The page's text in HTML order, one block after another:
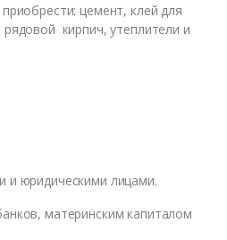
цемент, клей для
кирпич, утеплители и
и юридическими лицами.
материнским капиталом